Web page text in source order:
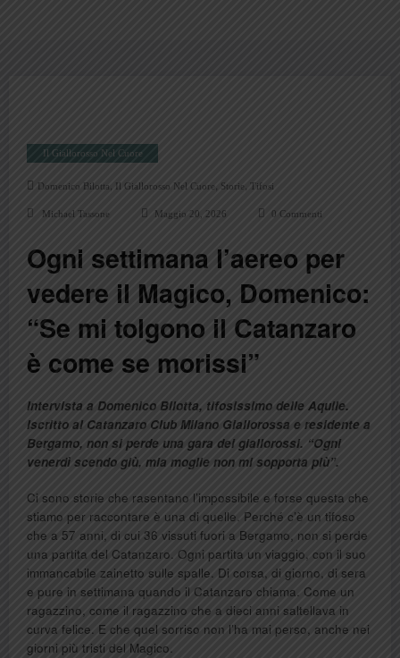
Il Giallorosso Nel Cuore
Domenico Bilotta Il Giallorosso Nel Cuore Storie, Tifosi
Michael Tassone Maggio 20, 2026 0 Commenti
Ogni settimana l’aereo per
vedere il Magico, Domenico:
“Se mi tolgono il Catanzaro
è come se morissi”
Intervista a Domenico Bilotta, tifosissimo delle Aquile.
Iscritto al Catanzaro Club Milano Giallorossa e residente a
Bergamo, non si perde una gara dei giallorossi. “Ogni
venerdì scendo giù, mia moglie non mi sopporta più”.
Ci sono storie che rasentano l’impossibile e forse questa che
stiamo per raccontare è una di quelle. Perché c’è un tifoso
che a 57 anni, di cui 36 vissuti fuori a Bergamo, non si perde
una partita del Catanzaro. Ogni partita un viaggio, con il suo
immancabile zainetto sulle spalle. Di corsa, di giorno, di sera
e pure in settimana quando il Catanzaro chiama. Come un
ragazzino, come il ragazzino che a dieci anni saltellava in
curva felice. E che quel sorriso non l’ha mai perso, anche nei
giorni più tristi del Magico.